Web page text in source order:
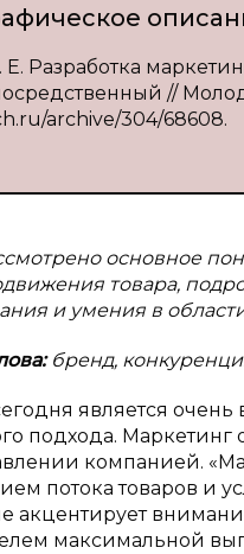
Е. Разработка
//
archive/304/68608.
основное
товара,
и умения в
бренд,
является
подхода. Маркетинг
компанией.
потока товаров и
акцентирует
максимальной